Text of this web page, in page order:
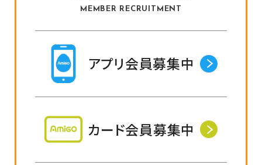
MEMBER RECRUITMENT
アプリ会員募集中
カード会員募集中